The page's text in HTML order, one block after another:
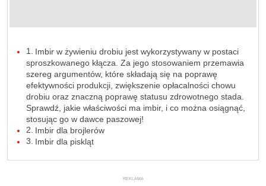
Imbir w żywieniu drobiu jest wykorzystywany w postaci
sproszkowanego kłącza. Za jego stosowaniem przemawia
szereg argumentów, które składają się na poprawę
efektywności produkcji, zwiększenie opłacalności chowu
drobiu oraz znaczną poprawę statusu zdrowotnego stada.
Sprawdź, jakie właściwości ma imbir, i co można osiągnąć,
stosując go w dawce paszowej!
Imbir dla brojlerów
Imbir dla piskląt
REKLAMA